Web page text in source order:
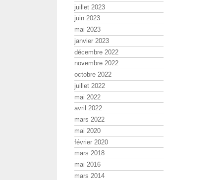
juillet 2023
juin 2023
mai 2023
janvier 2023
décembre 2022
novembre 2022
octobre 2022
juillet 2022
mai 2022
avril 2022
mars 2022
mai 2020
février 2020
mars 2018
mai 2016
mars 2014